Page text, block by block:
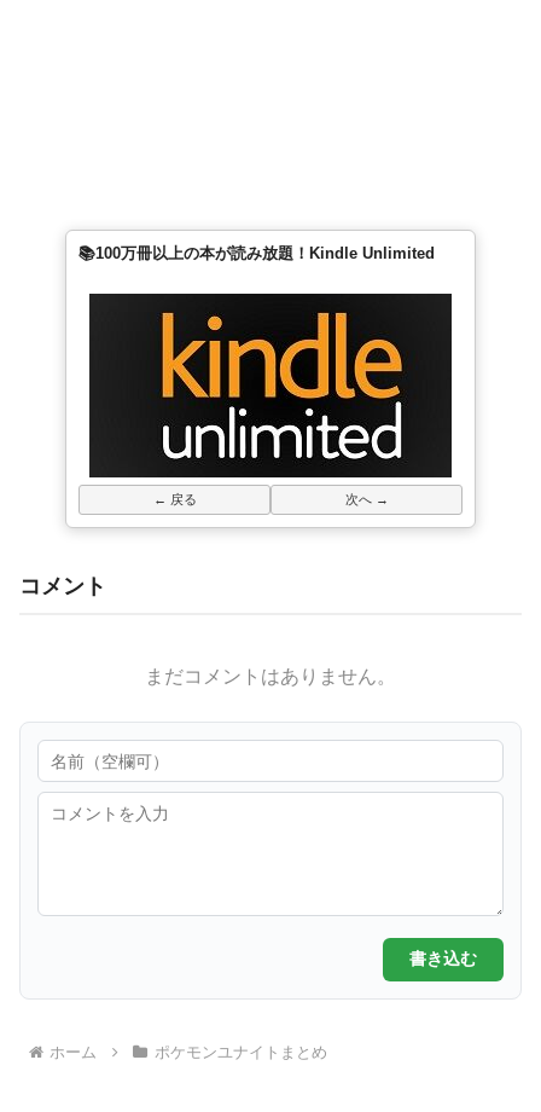
📚100万冊以上の本が読み放題！Kindle Unlimited
← 戻る 次へ →
コメント
まだコメントはありません。
書き込む
ホーム ポケモンユナイトまとめ